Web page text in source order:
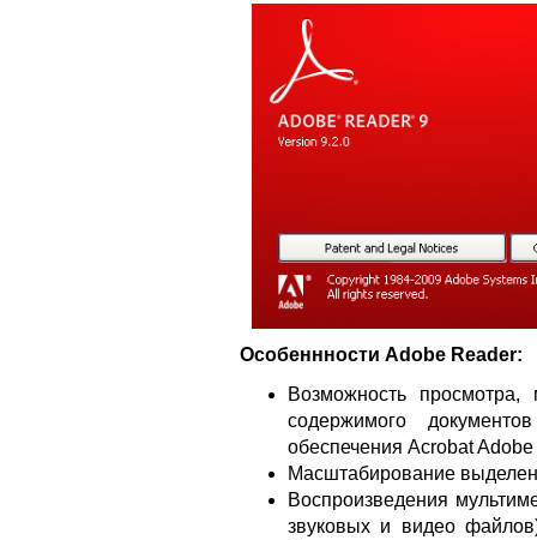
Особеннности Adobe Reader:
Возможность
содержимого
обеспечения Acrobat
Масштабирование
Воспроизведения
звуковых и видео